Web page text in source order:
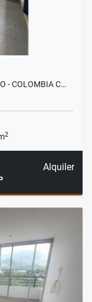
- COLOMBIA C…
2
Alquiler